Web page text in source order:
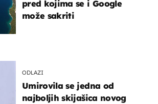
ODLAZI
Umirovila se jedna od
najboljih skijašica novog
pred kojima se i Google
može sakriti